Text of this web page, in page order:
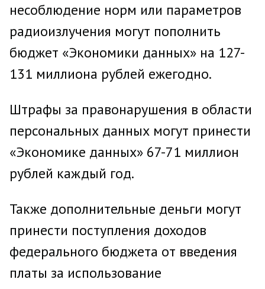
несоблюдение норм или параметров
радиоизлучения могут пополнить
бюджет «Экономики данных» на 127-
131 миллиона рублей ежегодно.
Штрафы за правонарушения в области
персональных данных могут принести
«Экономике данных» 67-71 миллион
рублей каждый год.
Также дополнительные деньги могут
принести поступления доходов
федерального бюджета от введения
платы за использование